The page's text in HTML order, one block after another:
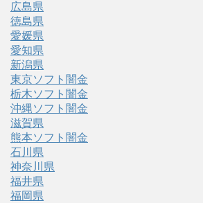
広島県
徳島県
愛媛県
愛知県
新潟県
東京ソフト闇金
栃木ソフト闇金
沖縄ソフト闇金
滋賀県
熊本ソフト闇金
石川県
神奈川県
福井県
福岡県